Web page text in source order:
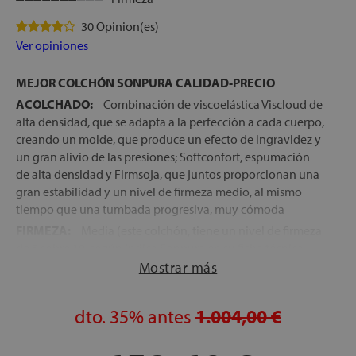
30 Opinion(es)
Ver opiniones
MEJOR COLCHÓN SONPURA CALIDAD-PRECIO
ACOLCHADO:
Combinación de viscoelástica Viscloud de
alta densidad, que se adapta a la perfección a cada cuerpo,
creando un molde, que produce un efecto de ingravidez y
un gran alivio de las presiones; Softconfort, espumación
de alta densidad y Firmsoja, que juntos proporcionan una
gran estabilidad y un nivel de firmeza medio, al mismo
tiempo que una tumbada progresiva, muy cómoda
Sería una firmeza intermedia entre el Colchón Royal y el
sistema de muelles ensacados más avanzado del mercado,
Mostrar más
dto. 35% antes 1.004,00 €